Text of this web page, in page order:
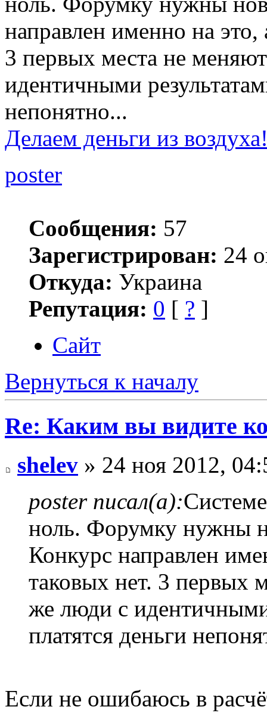
направлен именно на это,
3 первых места не
идентичными
непонятно...
Делаем деньги из
poster
Сообщения: 57
Зарегистрирован: 24
Откуда: Украина
Репутация: 0 [ ? ]
Сайт
Вернуться к началу
Re: Каким вы видите
shelev » 24 ноя 2012,
poster писал(а):
ноль. Форумку нужны
Конкурс направлен
таковых нет. 3 первых
же люди с
платятся деньги
Если не ошибаюсь в